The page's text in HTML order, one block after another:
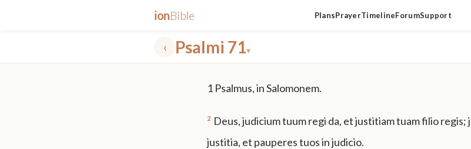
ionBible PlansPrayerTimelineForumSupport
‹ Psalmi 71▾
1 Psalmus, in Salomonem.
2 Deus, judicium tuum regi da, et justitiam tuam filio regis;
justitia, et pauperes tuos in judicio.